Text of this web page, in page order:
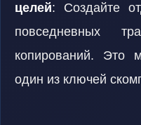
целей: Создайте
повседневных
копирований. Это
один из ключей